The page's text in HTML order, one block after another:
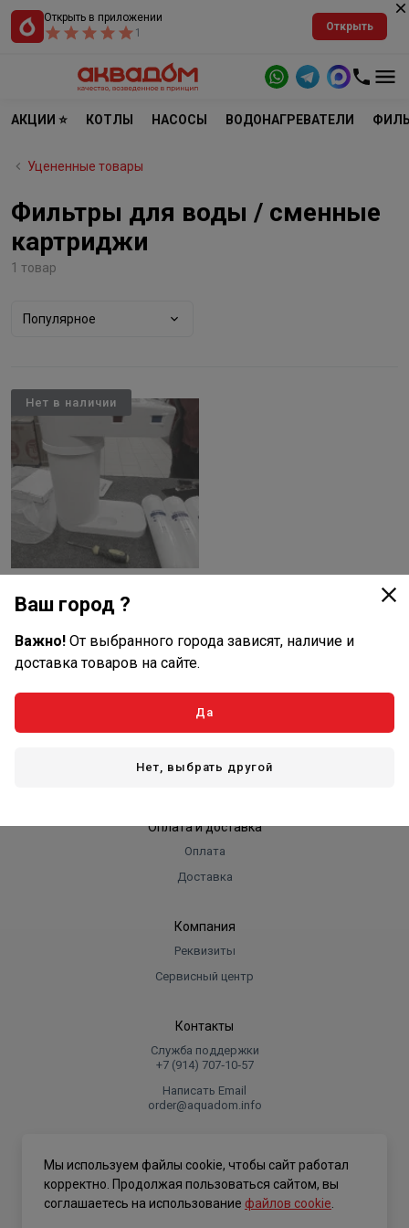
Открыть в приложении
1
Открыть
АКЦИИ ⭐ КОТЛЫ НАСОСЫ ВОДОНАГРЕВАТЕЛИ
Уцененные товары
Фильтры для воды / сменные
картриджи
1 товар
Популярное
Товар закончился
Артикул: 211965У
Фильтр Аквафор-ОСМО-
Морион DWM-101S (уценка)
Нет в наличии
Оплата и доставка
Оплата
Доставка
Компания
Реквизиты
Сервисный центр
Контакты
Служба поддержки
+7 (914) 707‑10‑57
Написать Email
order@aquadom.info
.
Ваш город ?
Важно! От выбранного города зависят, наличие и
доставка товаров на сайте.
Да
Нет, выбрать другой
Мы используем файлы cookie, чтобы сайт работал
корректно. Продолжая пользоваться сайтом, вы
соглашаетесь на использование файлов cookie